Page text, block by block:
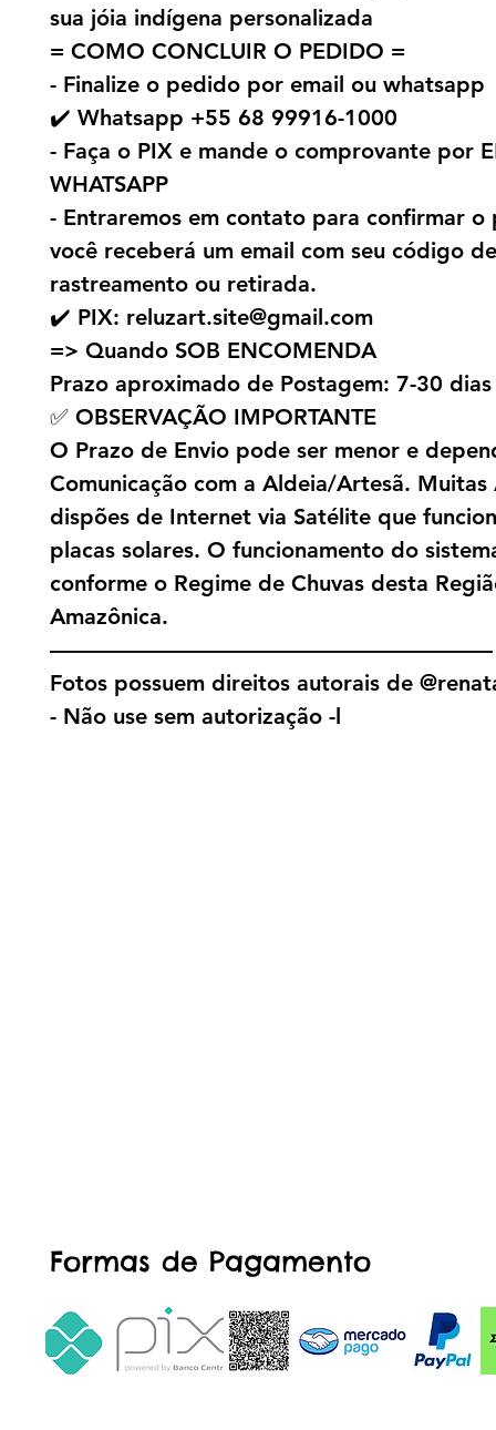
sua jóia indígena personalizada
= COMO CONCLUIR O PEDIDO =
- Finalize o pedido por email ou whatsapp
✔️ Whatsapp +55 68 99916-1000
- Faça o PIX e mande o comprovante por
WHATSAPP
- Entraremos em contato para confirmar o
você receberá um email com seu código de
rastreamento ou retirada.
✔️ PIX: reluzart.site@gmail.com
=> Quando SOB ENCOMENDA
Prazo aproximado de Postagem: 7-30 dias
✅ OBSERVAÇÃO IMPORTANTE
O Prazo de Envio pode ser menor e
Comunicação com a Aldeia/Artesã. Muitas
dispões de Internet via Satélite que
placas solares. O funcionamento do
conforme o Regime de Chuvas desta
Amazônica.
————————————————————
Fotos possuem direitos autorais de
- Não use sem autorização -l
Formas de Pagamento